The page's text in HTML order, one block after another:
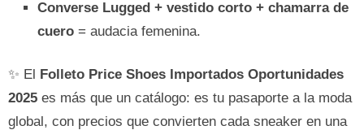
Converse Lugged + vestido corto + chamarra de
cuero = audacia femenina.
✨ El Folleto Price Shoes Importados Oportunidades
2025 es más que un catálogo: es tu pasaporte a la moda
global, con precios que convierten cada sneaker en una